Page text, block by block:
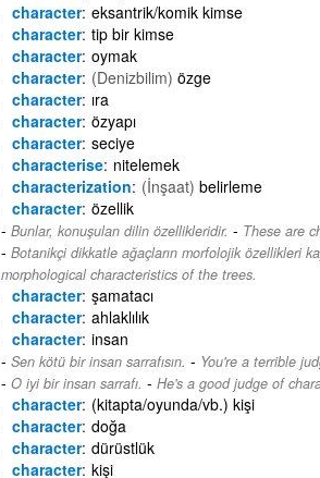
character eksantrik/komik kimse
character tip bir kimse
character oymak
character (Denizbilim) özge
character ıra
character özyapı
character seciye
characterise nitelemek
characterization (İnşaat) belirleme
character özellik
Bunlar, konuşulan dilin özellikleridir. - These are
Botanikçi dikkatle ağaçların morfolojik özellikleri
morphological characteristics of the trees.
character şamatacı
character ahlaklılık
character insan
Sen kötü bir insan sarrafısın. - You're a terrible
O iyi bir insan sarrafı. - He's a good judge of
character (kitapta/oyunda/vb.) kişi
character doğa
character dürüstlük
character kişi